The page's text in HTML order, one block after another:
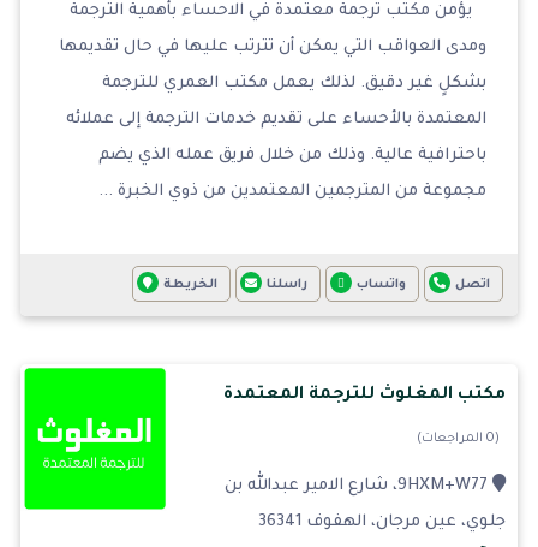
يؤمن مكتب ترجمة معتمدة في الاحساء بأهمية الترجمة
ومدى العواقب التي يمكن أن تترتب عليها في حال تقديمها
بشكلٍ غير دقيق. لذلك يعمل مكتب العمري للترجمة
المعتمدة بالأحساء على تقديم خدمات الترجمة إلى عملائه
باحترافية عالية. وذلك من خلال فريق عمله الذي يضم
مجموعة من المترجمين المعتمدين من ذوي الخبرة ...
اتصل واتساب راسلنا الخريطة
مكتب المغلوث للترجمة المعتمدة
(0 المراجعات)
9HXM+W77، شارع الامير عبدالله بن
جلوي، عين مرجان، الهفوف 36341